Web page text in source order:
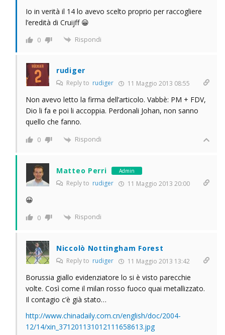
Io in verità il 14 lo avevo scelto proprio per raccogliere
l’eredità di Cruijff 😀
0 Rispondi
rudiger
Reply to rudiger 11 Maggio 2013 08:55
Non avevo letto la firma dell’articolo. Vabbè: PM + FDV,
Dio li fa e poi li accoppia. Perdonali Johan, non sanno
quello che fanno.
0 Rispondi
Matteo Perri Admin
Reply to rudiger 11 Maggio 2013 20:00
😀
0 Rispondi
Niccolò Nottingham Forest
Reply to rudiger 11 Maggio 2013 13:42
Borussia giallo evidenziatore lo si è visto parecchie
volte. Così come il milan rosso fuoco quai metallizzato.
Il contagio c’è già stato…
http://www.chinadaily.com.cn/english/doc/2004-
12/14/xin_371201131012111658613.jpg